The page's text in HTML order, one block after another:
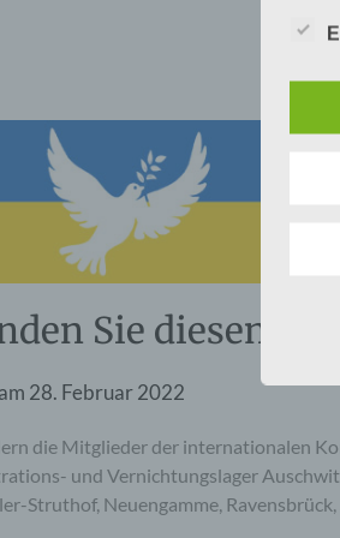
Sie diesen
28. Februar 2022
die Mitglieder der internationalen
und Vernichtungslager
Struthof, Neuengamme, Ravensbrück,